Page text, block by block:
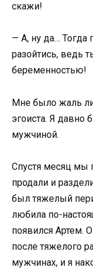
скажи!
— А, ну да…
разойтись, ведь
беременностью!
Мне было жаль
эгоиста. Я давно
мужчиной.
Спустя месяц мы
продали и
был тяжелый
любила по-
появился Артем.
после тяжелого
мужчинах, и я